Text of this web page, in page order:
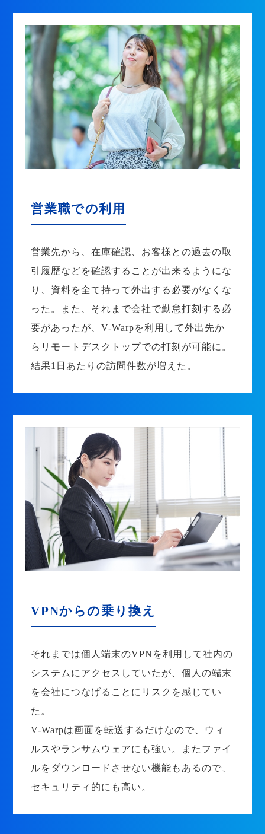
営業職での利用
営業先から、在庫確認、お客様との過去の取
引履歴などを確認することが出来るようにな
り、資料を全て持って外出する必要がなくな
った。また、それまで会社で勤怠打刻する必
要があったが、V-Warpを利用して外出先か
らリモートデスクトップでの打刻が可能に。
結果1日あたりの訪問件数が増えた。
VPNからの乗り換え
それまでは個人端末のVPNを利用して社内の
システムにアクセスしていたが、個人の端末
を会社につなげることにリスクを感じてい
た。
V-Warpは画面を転送するだけなので、ウィ
ルスやランサムウェアにも強い。またファイ
ルをダウンロードさせない機能もあるので、
セキュリティ的にも高い。